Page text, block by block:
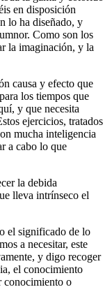
en disposición
lo ha diseñado, y
Como son los
la imaginación, y la
causa y efecto que
los tiempos que
y que necesita
ejercicios, tratados
mucha inteligencia
a cabo lo que
la debida
lleva intrínseco el
el significado de lo
a necesitar, este
y digo recoger
el conocimiento
conocimiento o